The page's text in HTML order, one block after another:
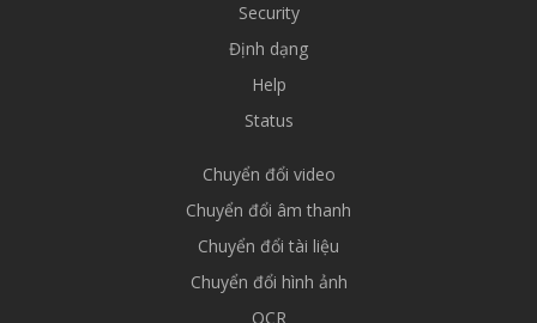
Security
Định dạng
Help
Status
Chuyển đổi video
Chuyển đổi âm thanh
Chuyển đổi tài liệu
Chuyển đổi hình ảnh
OCR